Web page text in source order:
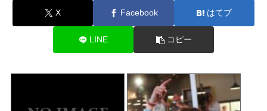
X Facebook はてブ
LINE コピー